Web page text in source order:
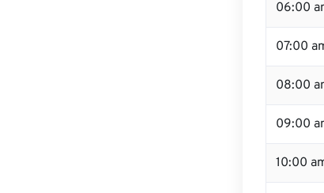
06:00
07:00
08:00
09:00
10:00